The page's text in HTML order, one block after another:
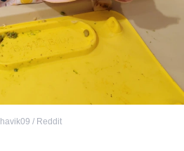
havik09 / Reddit